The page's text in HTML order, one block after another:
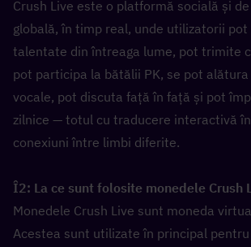
Crush Live este o platformă socială și
globală, în timp real, unde utilizatorii pot
talentate din întreaga lume, pot trimite
pot participa la bătălii PK, se pot
vocale, pot discuta față în față și pot
zilnice — totul cu traducere interactivă
conexiuni între limbi diferite.
Î2: La ce sunt folosite monedele Crush
Monedele Crush Live sunt moneda
Acestea sunt utilizate în principal